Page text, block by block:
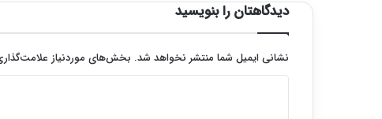
دیدگاهتان را بنویسید
نشانی ایمیل شما منتشر نخواهد شد. بخش‌های موردنیاز